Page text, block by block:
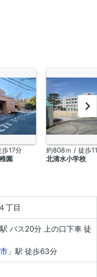
17分
園
約808ｍ / 徒歩
北清水小学校
丁目
駅 バス20分 上の口下車 徒
」駅 徒歩63分